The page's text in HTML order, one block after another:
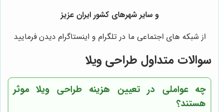
و سایر شهرهای کشور ایران عزیز
از شبکه های اجتماعی ما در تلگرام و اینستاگرام دیدن فرمایید
سوالات متداول طراحی ویلا
چه عواملی در تعیین هزینه طراحی ویلا موثر
هستند؟